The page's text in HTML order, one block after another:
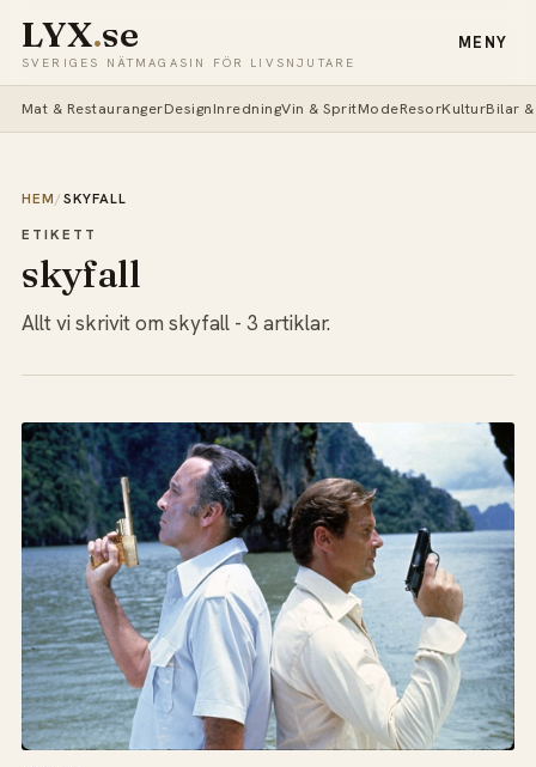
LYX.se
SVERIGES NÄTMAGASIN FÖR LIVSNJUTARE
MENY
Mat & RestaurangerDesignInredningVin & SpritModeResorKulturBilar
HEM / SKYFALL
ETIKETT
skyfall
Allt vi skrivit om skyfall - 3 artiklar.